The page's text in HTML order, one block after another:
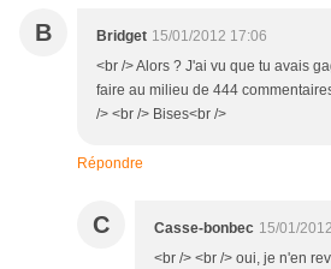
B Bridget 15/01/2012 17:06
<br /> Alors ? J'ai vu que tu avais
faire au milieu de 444
/> <br /> Bises<br />
Répondre
C Casse-bonbec 15/01/
<br /> <br /> oui, je n'en